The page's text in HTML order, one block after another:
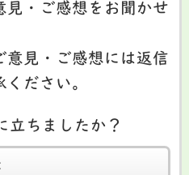
見・ご感想をお聞かせ
意見・ご感想には返信
ださい。
立ちましたか？